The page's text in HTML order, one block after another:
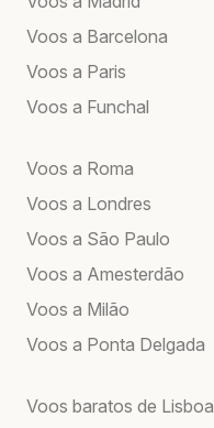
Voos a Barcelona
Voos a Paris
Voos a Funchal
Voos a Roma
Voos a Londres
Voos a São Paulo
Voos a Amesterdão
Voos a Milão
Voos a Ponta Delgada
Voos baratos de Lisboa